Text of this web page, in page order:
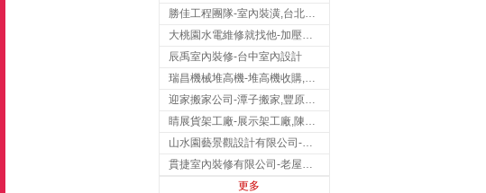
勝佳工程團隊-室內裝潢,台北房屋裝修,三重室內裝修
大桃園水電維修就找他-加壓馬達,抽水馬達,桃園水電行,中壢水電
辰禹室內裝修-台中室內設計
瑞昌機械堆高機-堆高機收購,新北市堆高機,桃園堆高機
迎家搬家公司-潭子搬家,豐原搬家,大雅搬家,大甲搬家,台中推薦搬家,台中搬家
睛展貨架工廠-展示架工廠,陳列架,台中展示架工廠
山水園藝景觀設計有限公司-景觀工程,景觀設計,新竹園藝工程,新竹景觀設計
貫捷室內裝修有限公司-老屋翻新工程,台中老屋翻新工程,台中舊屋翻新
更多